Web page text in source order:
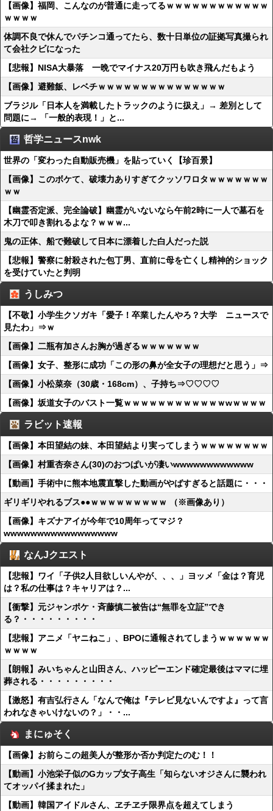
【画像】福岡、こんなのが普通に走ってるｗｗｗｗｗｗｗｗｗｗｗｗ
ｗｗｗｗ
体調不良で休んでパチンコ通ってたら、数十日単位の証拠写真撮られ
て会社クビになった
【悲報】NISA大暴落 一晩でマイナス20万円も吹き飛んだもよう
【画像】避難飯、レベチｗｗｗｗｗｗｗｗｗｗｗｗｗｗｗ
ブラジル「日本人を満載したトラックのように扱え」→ 差別として
問題に→ 「一般的表現！」と...
哲学ニュースnwk
世界の「変わった自動販売機」を貼っていく【珍百景】
【画像】このボケて、破壊力ありすぎてクッソワロタｗｗｗｗｗｗｗ
ｗｗ
【幽霊否定派、完全論破】幽霊がいないなら午前2時に一人で墓石を
木刀で叩き割れるよな？ｗｗｗ...
鬼の正体、船で難破して日本に漂着した白人だった説
【悲報】警察に射殺された包丁男、直前に母を亡くし精神的ショック
を受けていたと判明
うしみつ
【不敬】小学生クソガキ「愛子！卒業したんやろ？大学 ニュースで
見たわ」⇒ｗ
【画像】二瓶有加さんお胸が過ぎるｗｗｗｗｗｗｗ
【画像】女子、整形に成功「この形の鼻が全女子の理想だと思う」⇒
【画像】小松菜奈（30歳・168cm）、子持ち⇒♡♡♡♡
【画像】坂道女子のバスト一覧ｗｗｗｗｗｗｗｗｗｗｗｗwｗｗｗｗ
ラビット速報
【画像】本田望結の妹、本田望結より実ってしまうｗｗｗｗｗｗｗｗ
【画像】村重杏奈さん(30)のおつぱいが凄いwwwwwwwwwwww
【動画】手術中に熊本地震直撃した動画がやばすぎると話題に・・・
ギリギリやれるブス●●ｗｗｗｗｗｗｗｗｗ （※画像あり）
【画像】キズナアイが今年で10周年ってマジ？
wwwwwwwwwwwwwwwww
なんJクエスト
【悲報】ワイ「子供2人目欲しいんやが、、、」ヨッメ「金は？育児
は？私の仕事は？キャリアは？...
【衝撃】元ジャンポケ・斉藤慎二被告は“無罪を立証”でき
る？・・・・・・・・・
【悲報】アニメ「ヤニねこ」、BPOに通報されてしまうｗｗｗｗｗｗ
ｗｗｗｗ
【朗報】みいちゃんと山田さん、ハッピーエンド確定最後はママに埋
葬される・・・・・・・・・
【激怒】有吉弘行さん「なんで俺は『テレビ見ないんですよ』って言
われなきゃいけないの？」・・...
まにゅそく
【画像】お前らこの超美人が整形か否か判定たのむ！！
【動画】小池栄子似のGカップ女子高生「知らないオジさんに襲われ
てオッパイ揉まれた」
【動画】韓国アイドルさん、ヱチヱチ限界点を超えてしまう